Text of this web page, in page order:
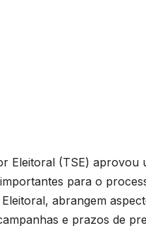
Eleitoral (TSE) aprovou
para o
abrangem
e prazos de